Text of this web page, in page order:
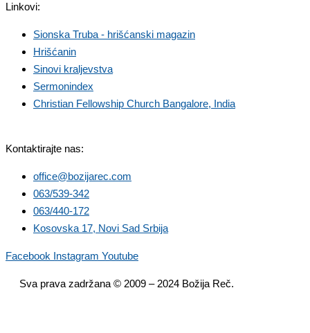
Linkovi:
Sionska Truba - hrišćanski magazin
Hrišćanin
Sinovi kraljevstva
Sermonindex
Christian Fellowship Church Bangalore, India
Kontaktirajte nas:
office@bozijarec.com
063/539-342
063/440-172
Kosovska 17, Novi Sad Srbija
Facebook Instagram Youtube
Sva prava zadržana © 2009 – 2024 Božija Reč.